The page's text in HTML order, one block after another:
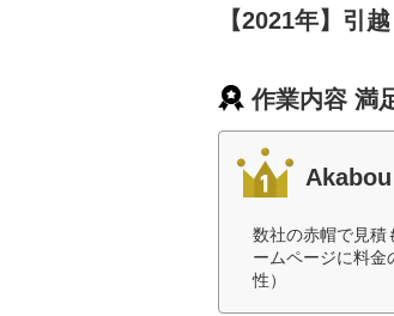
【2021年】引
作業内容 満
数社の赤帽で見積
ームページに料金
性）